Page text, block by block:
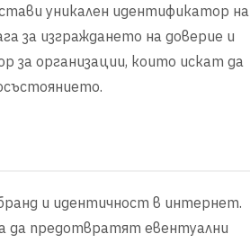
уникален идентификатор на
за изграждането на доверие и
за организации, които искат да
и идентичност в интернет.
да предотвратят евентуални